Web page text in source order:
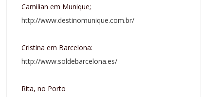
Camilian em Munique;
http://www.destinomunique.com.br/
Cristina em Barcelona:
http://www.soldebarcelona.es/
Rita, no Porto